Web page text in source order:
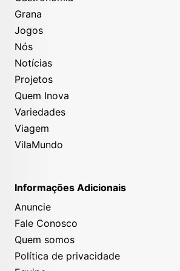
Quanto custa viajar para
Voos SP – Cancún (ida e volta):
3.800
Visita guiada em portugues a
partir de R$ 271 por pessoa
Passeio de catamarã até Isla
R$ 251 por pessoa
Cartagena das Índias
Grana
Jogos
Nós
Notícias
Projetos
Quem Inova
Variedades
Viagem
VilaMundo
Informações Adicionais
Anuncie
Fale Conosco
Quem somos
Política de privacidade